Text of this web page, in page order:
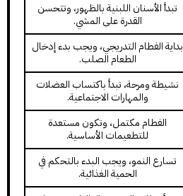
تبدأ الأسنان اللبنية بالظهور، وتتحسن
القدرة على المشي.
بداية الفطام التدريجي، ويجب بدء إدخال
الطعام الصلب.
نشيطة ومرحة، تبدأ باكتساب العضلات
والمهارات الاجتماعية.
الفطام مكتمل، وتكون مستعدة
للتطعيمات الأساسية.
تسارع النمو، ويجب البدء بالتحكم في
الحمية الغذائية.